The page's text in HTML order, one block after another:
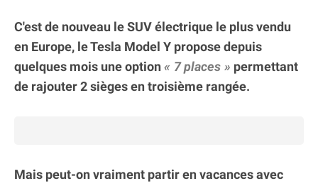
C'est de nouveau le SUV électrique le plus vendu
en Europe, le Tesla Model Y propose depuis
quelques mois une option
7 places
permettant
de rajouter 2 sièges en troisième rangée.
Mais peut-on vraiment partir en vacances avec